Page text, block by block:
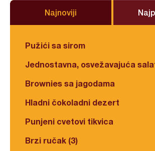
Najnoviji
Pužići sa sirom
Jednostavna, osvežavajuća
Brownies sa jagodama
Hladni čokoladni dezert
Punjeni cvetovi tikvica
Brzi ručak (3)